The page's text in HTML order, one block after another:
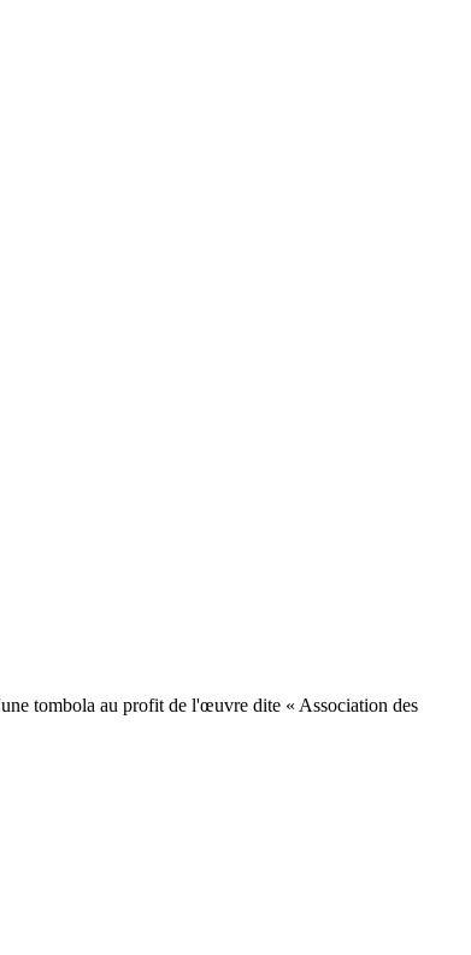
tombola au profit de l'œuvre dite « Association des